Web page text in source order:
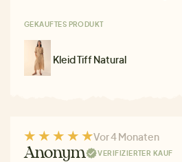
GEKAUFTES PRODUKT
Kleid Tiff Natural
Vor 4 Monaten
Anonym VERIFIZIERTER KAUF